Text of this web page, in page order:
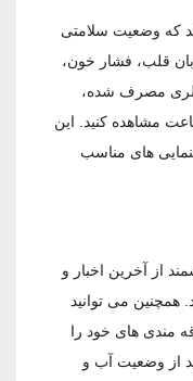
سلامتی
فشار خون،
مصرف شده،
کنید. این
های مناسب
آخرین اخبار و
می ‌توانید
‌های خود را
وضعیت آب و